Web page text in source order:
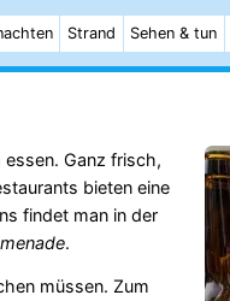
Strand Sehen & tun
Ganz frisch,
bieten eine
findet man in der
.
müssen. Zum